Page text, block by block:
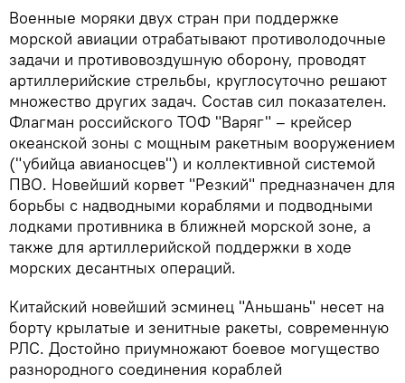
Военные моряки двух стран при поддержке
морской авиации отрабатывают противолодочные
задачи и противовоздушную оборону, проводят
артиллерийские стрельбы, круглосуточно решают
множество других задач. Состав сил показателен.
Флагман российского ТОФ "Варяг" – крейсер
океанской зоны с мощным ракетным вооружением
("убийца авианосцев") и коллективной системой
ПВО. Новейший корвет "Резкий" предназначен для
борьбы с надводными кораблями и подводными
лодками противника в ближней морской зоне, а
также для артиллерийской поддержки в ходе
морских десантных операций.
Китайский новейший эсминец "Аньшань" несет на
борту крылатые и зенитные ракеты, современную
РЛС. Достойно приумножают боевое могущество
разнородного соединения кораблей